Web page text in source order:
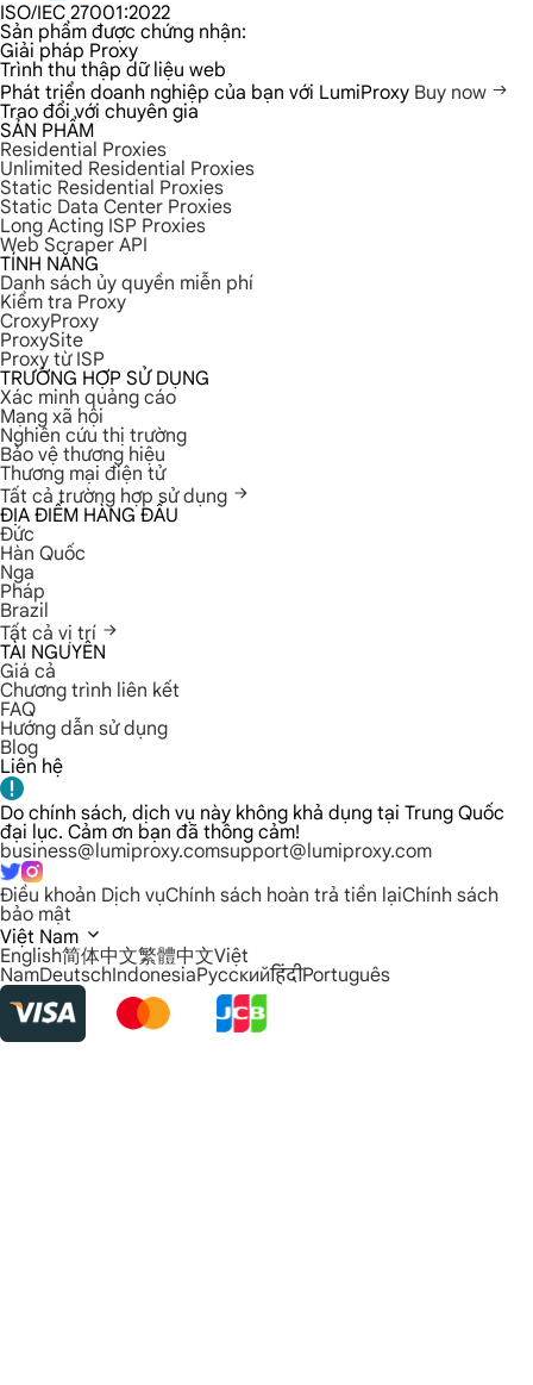
ISO/IEC 27001:2022
Sản phẩm được chứng nhận:
Giải pháp Proxy
Trình thu thập dữ liệu web
Phát triển doanh nghiệp của bạn với LumiProxy Buy now
Trao đổi với chuyên gia
SẢN PHẨM
Residential Proxies
Unlimited Residential Proxies
Static Residential Proxies
Static Data Center Proxies
Long Acting ISP Proxies
Web Scraper API
TÍNH NĂNG
Danh sách ủy quyền miễn phí
Kiểm tra Proxy
CroxyProxy
ProxySite
Proxy từ ISP
TRƯỜNG HỢP SỬ DỤNG
Xác minh quảng cáo
Mạng xã hội
Nghiên cứu thị trường
Bảo vệ thương hiệu
Thương mại điện tử
Tất cả trường hợp sử dụng
ĐỊA ĐIỂM HÀNG ĐẦU
Đức
Hàn Quốc
Nga
Pháp
Brazil
Tất cả vị trí
TÀI NGUYÊN
Giá cả
Chương trình liên kết
FAQ
Hướng dẫn sử dụng
Blog
Liên hệ
Do chính sách, dịch vụ này không khả dụng tại Trung Quốc
đại lục. Cảm ơn bạn đã thông cảm!
business@lumiproxy.comsupport@lumiproxy.com
Điều khoản Dịch vụChính sách hoàn trả tiền lạiChính sách
bảo mật
Việt Nam
English简体中文繁體中文Việt
NamDeutschIndonesiaРусскийहिंदीPortuguês